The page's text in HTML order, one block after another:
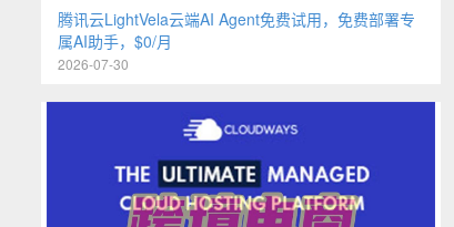
腾讯云LightVela云端AI Agent免费试用，免费部署专
属AI助手，$0/月
2026-07-30